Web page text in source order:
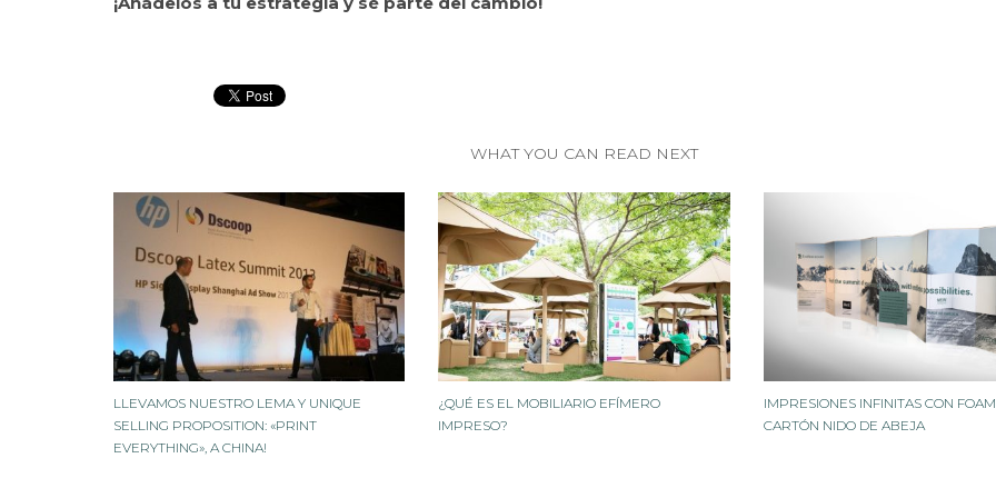
WHAT YOU CAN READ NEXT
LLEVAMOS NUESTRO LEMA Y UNIQUE
SELLING PROPOSITION: «PRINT
EVERYTHING», A CHINA!
¿QUÉ ES EL MOBILIARIO EFÍMERO
IMPRESO?
IMPRESIONES INFINITAS CON
CARTÓN NIDO DE ABEJA